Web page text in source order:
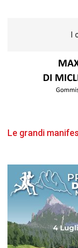
I
Le grandi